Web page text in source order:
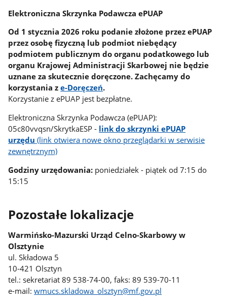
Elektroniczna Skrzynka Podawcza ePUAP
Od 1 stycznia 2026 roku podanie złożone przez ePUAP
przez osobę fizyczną lub podmiot niebędący
podmiotem publicznym do organu podatkowego lub
organu Krajowej Administracji Skarbowej nie będzie
uznane za skutecznie doręczone. Zachęcamy do
korzystania ze-Doręczeń.
Korzystanie z ePUAP jest bezpłatne.
Elektroniczna Skrzynka Podawcza (ePUAP):
05c80vvqsn/SkrytkaESP - link do skrzynki ePUAP
urzędu (link otwiera nowe okno przeglądarki w serwisie
zewnętrznym)
Godziny urzędowania: poniedziałek - piątek od 7:15 do
15:15
Pozostałe lokalizacje
Warmińsko-Mazurski Urząd Celno-Skarbowy w
Olsztynie
ul. Składowa 5
10-421 Olsztyn
tel.: sekretariat 89 538-74-00, faks: 89 539-70-11
e-mail:wmucs.skladowa_olsztyn@mf.gov.pl